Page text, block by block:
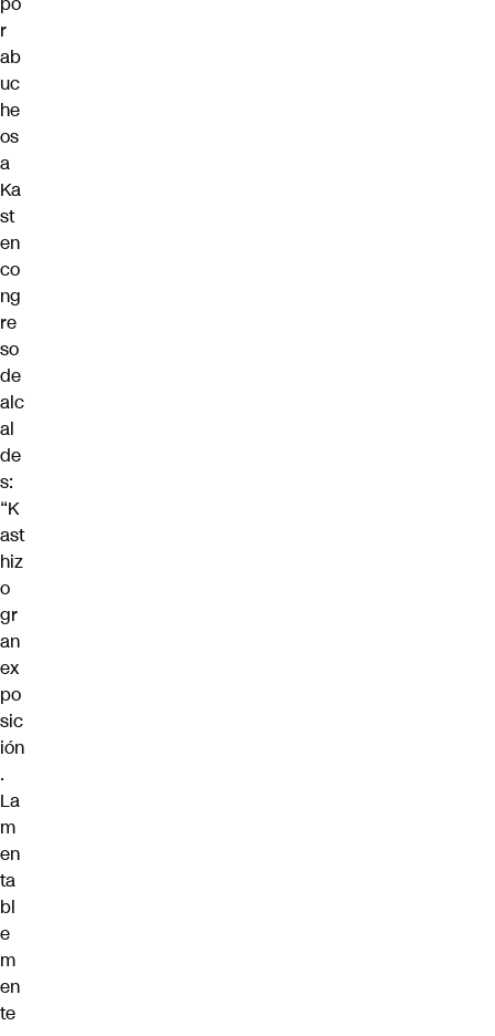
r
ab
uc
he
os
a
Ka
st
en
co
ng
re
so
de
alc
al
de
s:
“K
ast
hiz
o
gr
an
ex
po
sic
ión
.
La
m
en
ta
bl
e
m
en
te